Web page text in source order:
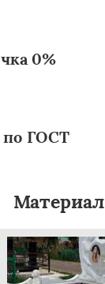
0%
ГОСТ
Материал